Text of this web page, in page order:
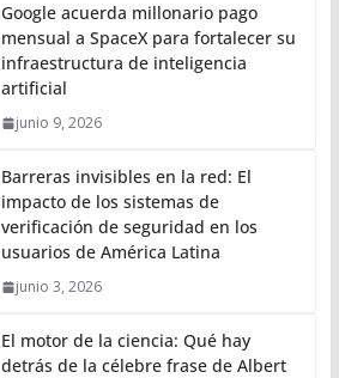
Google acuerda millonario pago
mensual a SpaceX para fortalecer su
infraestructura de inteligencia
artificial
junio 9, 2026
Barreras invisibles en la red: El
impacto de los sistemas de
verificación de seguridad en los
usuarios de América Latina
junio 3, 2026
El motor de la ciencia: Qué hay
detrás de la célebre frase de Albert